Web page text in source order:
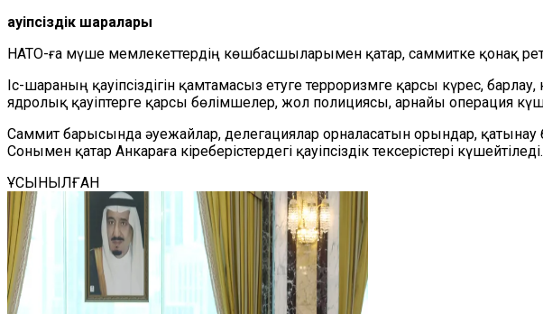
Қауіпсіздік шаралары
НАТО-ға мүше мемлекеттердің көшбасшыларымен қатар, саммитке қонақ
Іс-шараның қауіпсіздігін қамтамасыз етуге терроризмге қарсы күрес,
ядролық қауіптерге қарсы бөлімшелер, жол полициясы, арнайы операция
Саммит барысында әуежайлар, делегациялар орналасатын орындар,
Сонымен қатар Анкараға кіреберістердегі қауіпсіздік тексерістері күшейтіледі.
ҰСЫНЫЛҒАН